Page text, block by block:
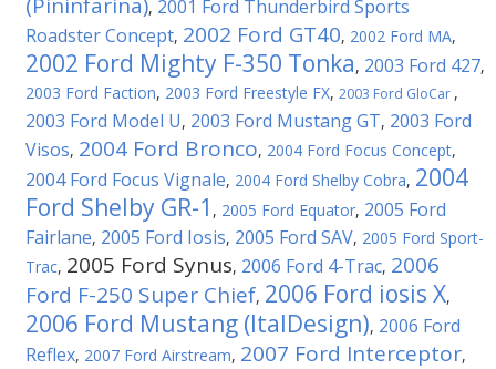
, 2001 Ford Thunderbird Sports
Roadster Concept, 2002 Ford GT40, 2002 Ford MA,
2002 Ford Mighty F-350 Tonka, 2003 Ford 427,
2003 Ford Faction, 2003 Ford Freestyle FX, 2003 Ford GloCar ,
2003 Ford Model U, 2003 Ford Mustang GT, 2003 Ford
Visos, 2004 Ford Bronco, 2004 Ford Focus Concept,
2004 Ford Focus Vignale, 2004 Ford Shelby Cobra, 2004
Ford Shelby GR-1 , 2005 Ford Equator, 2005 Ford
Fairlane, 2005 Ford Iosis, 2005 Ford SAV, 2005 Ford Sport-
Trac, 2005 Ford Synus, 2006 Ford 4-Trac, 2006
Ford F-250 Super Chief, 2006 Ford iosis X,
2006 Ford Mustang (ItalDesign), 2006 Ford
Reflex, 2007 Ford Airstream, 2007 Ford Interceptor,